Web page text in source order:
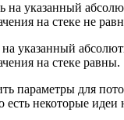
указанный
на стеке не
указанный
на стеке равны.
параметры для
есть некоторые идеи